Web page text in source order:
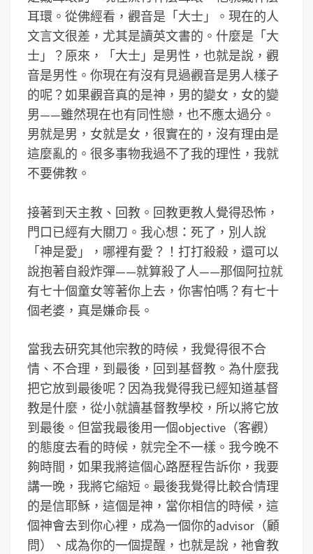
耳環。從佛經看，觀音是「大士」。現在的人
文言文很差，尤其是讀英文書的。什麼是「大
士」？原來，「大士」是男性，也就是說，觀
音是男性。你現在有沒有見過觀音是男人樣子
的呢？如果觀音真的是神，男的變女，女的變
男——雖然現在也有同性戀，也不應太過分。
男就是男，女就是女，很實在的，沒有理由是
這麼亂的。很多事物我過不了我的理性，我就
不要佛教。
接著到天主教、回教。回教更教人覺得恐怖，
門口已經有大關刀。我心想：死了，別人說
「神是愛」，哪裡有愛？！打打殺殺，還可以
說抱著自殺炸彈——就算殺了人——那個阿拉就
有七十個童女等著你上去，你害怕嗎？有七十
個老婆，真是嫌命長。
當我去研究其他宗教的時候，我覺得很不合
情、不合理，到最後，回到基督教。為什麼我
把它放到最後呢？因為我覺得我已經知道基督
教是什麼，從小就讀基督教學校，所以將它放
到最後。但當我最後用一個objective（客觀）
的態度去看的時候，就完全不一樣。我今晚不
夠時間，如果我將這個心路歷程告訴你，我要
講一晚，我將它縮短。最後我覺得比較合情理
的是信耶穌，這個是神，當你相信的時候，這
個神會去到你心裡，成為一個你的advisor（顧
問）、成為你的一個提醒，也就是說，祂會教